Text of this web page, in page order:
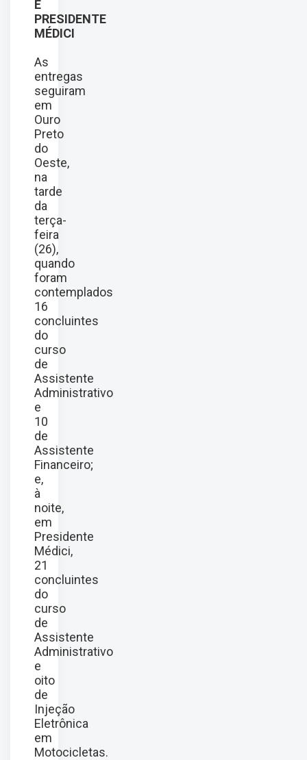
E
PRESIDENTE
MÉDICI
As
entregas
seguiram
em
Ouro
Preto
do
Oeste,
na
tarde
da
terça-
feira
(26),
quando
foram
contemplados
16
concluintes
do
curso
de
Assistente
Administrativo
e
10
de
Assistente
Financeiro;
e,
à
noite,
em
Presidente
Médici,
21
concluintes
do
curso
de
Assistente
Administrativo
e
oito
de
Injeção
Eletrônica
em
Motocicletas.